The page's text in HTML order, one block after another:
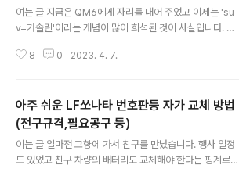
여는 글 지금은 QM6에게 자리를 내어 주었고 이제는 'su
v=가솔린'이라는 개념이 많이 희석된 것이 사실입니다. 그
르게 도입했던 차량이 오늘 주인공인 qm5입니다. 처음 출
이 많이 개선되었고 개인적으로는 초기형 모델이더라도 르
노삼성의 태풍 마크가 아니라 르노의 르장주 마크가 들어
간 모델은 꽤나 잘 어울린다고 생각하는 그런 차량입니다.
연비에 불리한 suv인지라 변속기를 cvt를 적용했던 모델
이고 대중적인 인기 모델은 아니었을지 몰라도 오너들에게
8 0 2023. 4. 7.
아주 쉬운 LF쏘나타 번호판등 자가 교체 방법
(전구규격,필요공구 등)
여는 글 얼마전 고향에 가서 친구를 만났습니다. 행사 일정
도 있었고 친구 차량의 배터리도 교체해야 한다는 핑계로